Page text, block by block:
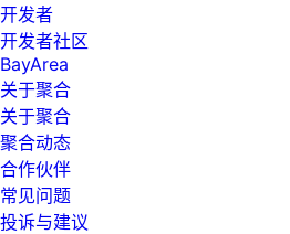
开发者
开发者社区
BayArea
关于聚合
关于聚合
聚合动态
合作伙伴
常见问题
投诉与建议